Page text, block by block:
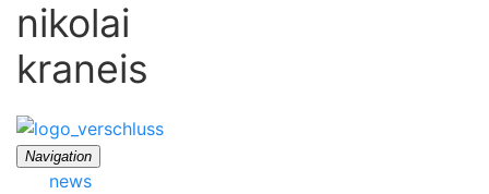
nikolai
kraneis
Navigation
news